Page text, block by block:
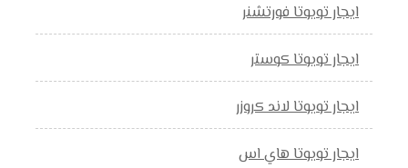
ايجار تويوتا فورتشنر
ايجار تويوتا كوستر
ايجار تويوتا لاند كروزر
ايجار تويوتا هاي اس